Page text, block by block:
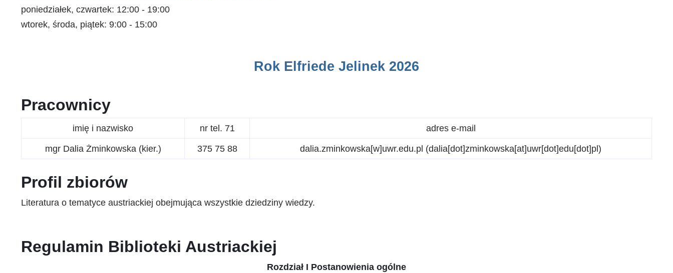
poniedziałek, czwartek: 12:00 - 19:00
wtorek, środa, piątek: 9:00 - 15:00
Rok Elfriede Jelinek 2026
Pracownicy
imię i nazwisko nr tel. 71 adres e-mail
mgr Dalia Żminkowska (kier.) 375 75 88 dalia.zminkowska[w]uwr.edu.pl (dalia[dot]zminkowska[at]uwr[dot]edu[dot]pl)
Profil zbiorów
Literatura o tematyce austriackiej obejmująca wszystkie dziedziny wiedzy.
Regulamin Biblioteki Austriackiej
Rozdział I Postanowienia ogólne